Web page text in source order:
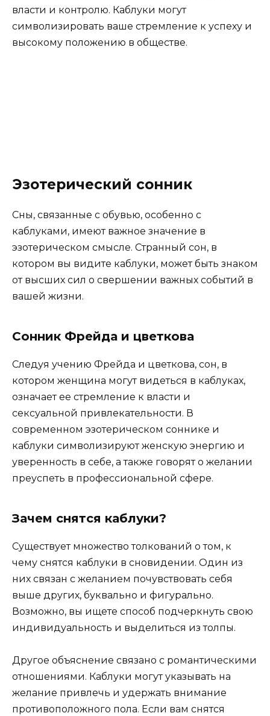
власти и контролю. Каблуки могут
символизировать ваше стремление к успеху и
высокому положению в обществе.
Эзотерический сонник
Сны, связанные с обувью, особенно с
каблуками, имеют важное значение в
эзотерическом смысле. Странный сон, в
котором вы видите каблуки, может быть знаком
от высших сил о свершении важных событий в
вашей жизни.
Сонник Фрейда и цветкова
Следуя учению Фрейда и цветкова, сон, в
котором женщина могут видеться в каблуках,
означает ее стремление к власти и
сексуальной привлекательности. В
современном эзотерическом соннике и
каблуки символизируют женскую энергию и
уверенность в себе, а также говорят о желании
преуспеть в профессиональной сфере.
Зачем снятся каблуки?
Существует множество толкований о том, к
чему снятся каблуки в сновидении. Один из
них связан с желанием почувствовать себя
выше других, буквально и фигурально.
Возможно, вы ищете способ подчеркнуть свою
индивидуальность и выделиться из толпы.
Другое объяснение связано с романтическими
отношениями. Каблуки могут указывать на
желание привлечь и удержать внимание
противоположного пола. Если вам снятся